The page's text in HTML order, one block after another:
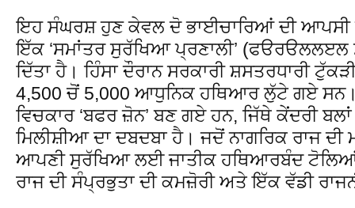
ਇਹ ਸੰਘਰਸ਼ ਹੁਣ ਕੇਵਲ ਦੋ ਭਾਈਚਾਰਿਆਂ ਦੀ ਆਪਸੀ
ਇੱਕ ‘ਸਮਾਂਤਰ ਸੁਰੱਖਿਆ ਪ੍ਰਣਾਲੀ’
ਦਿੱਤਾ ਹੈ। ਹਿੰਸਾ ਦੌਰਾਨ ਸਰਕਾਰੀ ਸ਼ਸਤਰਧਾਰੀ
4,500 ਚੋਂ 5,000 ਆਧੁਨਿਕ ਹਥਿਆਰ ਲੁੱਟੇ ਗਏ ਸਨ।
ਵਿਚਕਾਰ ‘ਬਫਰ ਜ਼ੋਨ’ ਬਣ ਗਏ ਹਨ, ਜਿੱਥੇ ਕੇਂਦਰੀ
ਮਿਲੀਸ਼ੀਆ ਦਾ ਦਬਦਬਾ ਹੈ। ਜਦੋਂ ਨਾਗਰਿਕ ਰਾਜ
ਆਪਣੀ ਸੁਰੱਖਿਆ ਲਈ ਜਾਤੀਕ ਹਥਿਆਰਬੰਦ ਟੋਲਿਆਂ
ਰਾਜ ਦੀ ਸੰਪ੍ਰਭੁਤਾ ਦੀ ਕਮਜ਼ੋਰੀ ਅਤੇ ਇੱਕ ਵੱਡੀ